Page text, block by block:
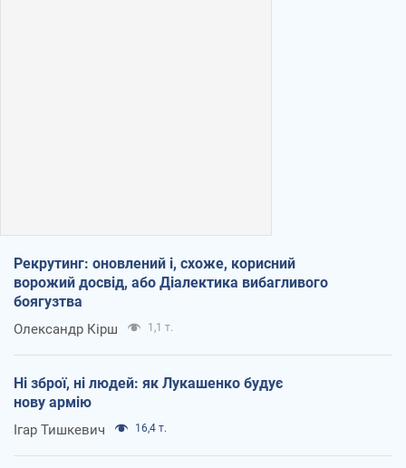
Рекрутинг: оновлений і, схоже, корисний
ворожий досвід, або Діалектика вибагливого
боягузтва
Олександр Кірш 1,1 т.
Ні зброї, ні людей: як Лукашенко будує
нову армію
Ігар Тишкевич 16,4 т.